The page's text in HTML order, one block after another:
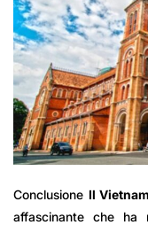
Conclusione Il
affascinante che ha